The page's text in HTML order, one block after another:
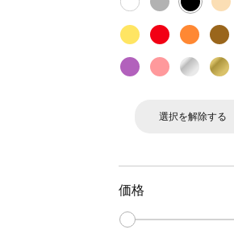
選択を解除する
価格